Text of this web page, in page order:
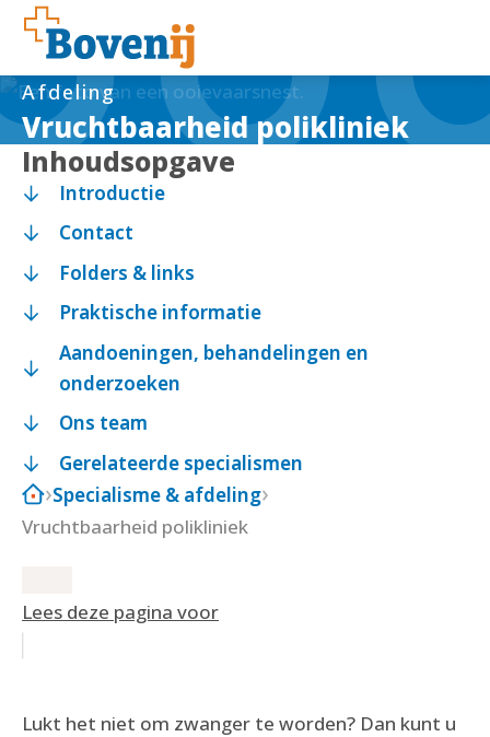
Vruchtbaarheid polikliniek
Afdeling
Inhoudsopgave
Introductie
Contact
Folders & links
Praktische informatie
Aandoeningen, behandelingen en
onderzoeken
Ons team
Gerelateerde specialismen
Specialisme & afdeling
Vruchtbaarheid polikliniek
Lees deze pagina voor
Lukt het niet om zwanger te worden? Dan kunt u